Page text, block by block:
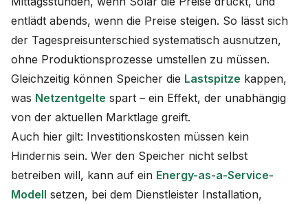
entlädt abends, wenn die Preise steigen. So lässt sich
der Tagespreisunterschied systematisch ausnutzen,
ohne Produktionsprozesse umstellen zu müssen.
Gleichzeitig können Speicher die Lastspitze kappen,
was Netzentgelte spart – ein Effekt, der unabhängig
von der aktuellen Marktlage greift.
Auch hier gilt: Investitionskosten müssen kein
Hindernis sein. Wer den Speicher nicht selbst
betreiben will, kann auf ein Energy-as-a-Service-
Modell setzen, bei dem Dienstleister Installation,